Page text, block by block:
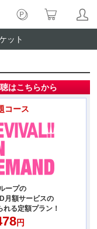
ット
はこちらから
コース
ープの
月額サービスの
る定額プラン！
円